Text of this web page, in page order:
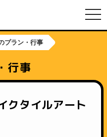
プラン・行事
行事
クタイルアート